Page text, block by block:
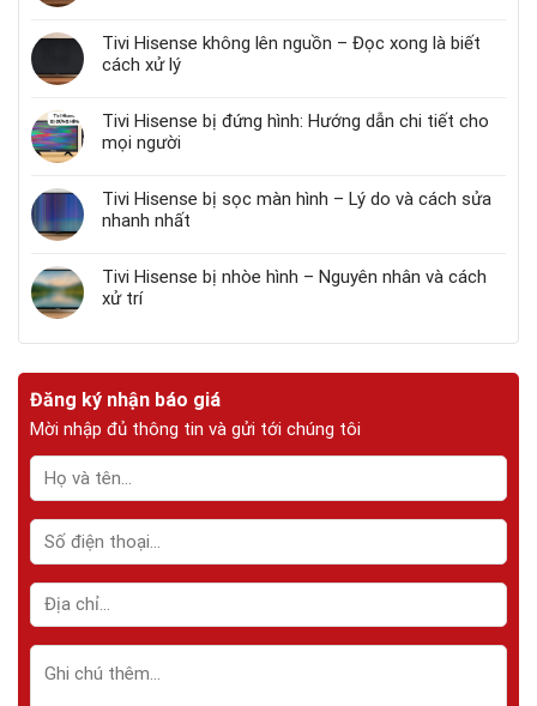
Tivi Hisense không lên nguồn – Đọc xong là biết
cách xử lý
Tivi Hisense bị đứng hình: Hướng dẫn chi tiết cho
mọi người
Tivi Hisense bị sọc màn hình – Lý do và cách sửa
nhanh nhất
Tivi Hisense bị nhòe hình – Nguyên nhân và cách
xử trí
Đăng ký nhận báo giá
Mời nhập đủ thông tin và gửi tới chúng tôi